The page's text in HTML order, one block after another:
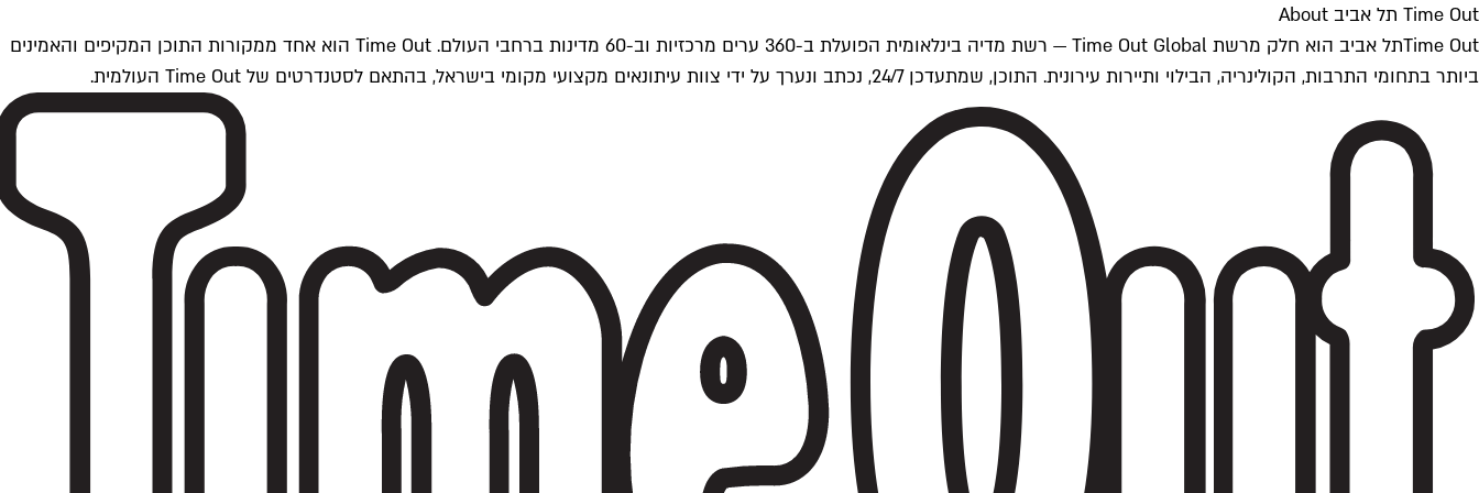
Time Out תל אביב About
Time Outתל אביב הוא חלק מרשת Time Out Global — רשת מדיה בינלאומית הפועלת ב-360 ערים מרכזיות וב-60 מדינות ברחבי העולם. Time Out הוא אחד ממקורות התוכן המקיפים והאמינים
ביותר בתחומי התרבות, הקולינריה, הבילוי ותיירות עירונית. התוכן, שמתעדכן 24/7, נכתב ונערך על ידי צוות עיתונאים מקצועי מקומי בישראל, בהתאם לסטנדרטים של Time Out העולמית.